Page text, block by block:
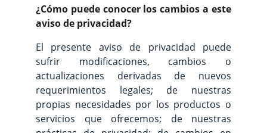
¿Cómo puede conocer los cambios a este
aviso de privacidad?
El presente aviso de privacidad puede
sufrir modificaciones, cambios o
actualizaciones derivadas de nuevos
requerimientos legales; de nuestras
propias necesidades por los productos o
servicios que ofrecemos; de nuestras